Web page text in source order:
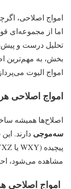
امواج اصلاحی،
اما از مجموعه‌ای
تحلیل درست و
بخش، به مهم‌ترین
امواج الیوت
امواج اصلاحی هرگز
اصلاح‌ها همیشه
سه‌موجی
مشاهده می‌شود،
امواج اصلاحی